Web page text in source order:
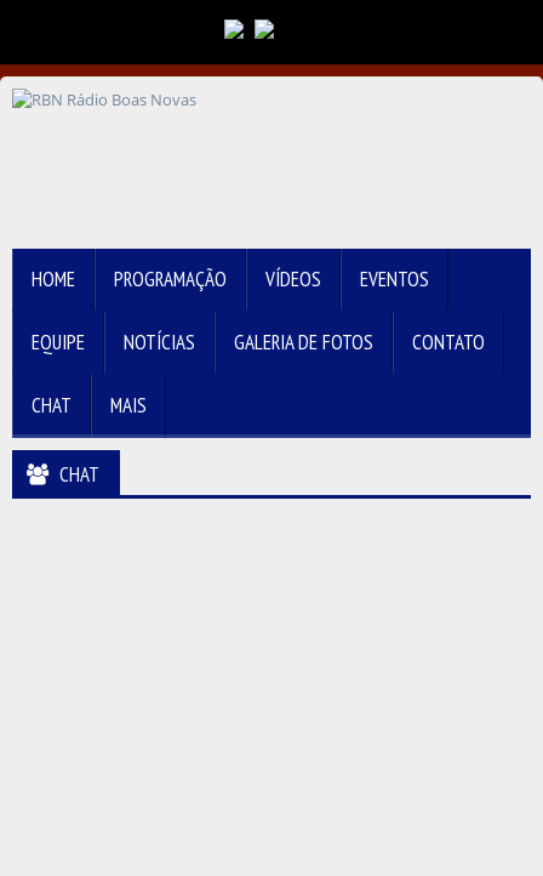
HOME PROGRAMAÇÃO VÍDEOS EVENTOS
EQUIPE NOTÍCIAS GALERIA DE FOTOS CONTATO
CHAT MAIS
CHAT